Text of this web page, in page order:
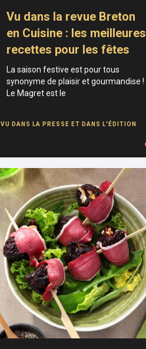
Vu dans la revue Breton
en Cuisine : les meilleures
recettes pour les fêtes
La saison festive est pour tous
synonyme de plaisir et gourmandise !
Le Magret est le
VU DANS LA PRESSE ET DANS L'ÉDITION